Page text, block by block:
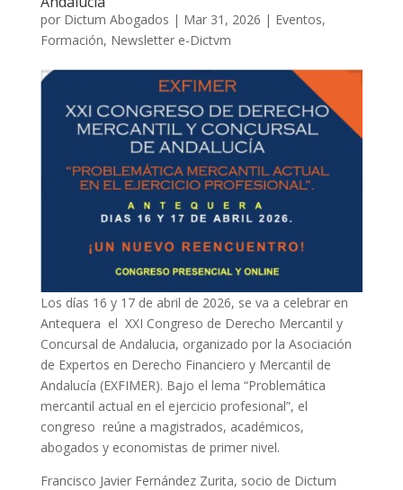
por Dictum Abogados | Mar 31, 2026 | Eventos,
Formación, Newsletter e-Dictvm
Los días 16 y 17 de abril de 2026, se va a celebrar en
Antequera el XXI Congreso de Derecho Mercantil y
Concursal de Andalucia, organizado por la Asociación
de Expertos en Derecho Financiero y Mercantil de
Andalucía (EXFIMER). Bajo el lema “Problemática
mercantil actual en el ejercicio profesional”, el
congreso reúne a magistrados, académicos,
abogados y economistas de primer nivel.
Francisco Javier Fernández Zurita, socio de Dictum